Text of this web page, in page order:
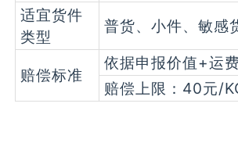
适宜货件
类型
普货、小件、敏感
赔偿标准
依据申报价值+运
赔偿上限：40元/